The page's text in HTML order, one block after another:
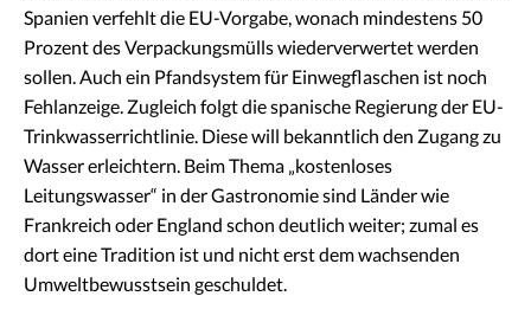
Spanien verfehlt die EU-Vorgabe, wonach mindestens 50
Prozent des Verpackungsmülls wiederverwertet werden
sollen. Auch ein Pfandsystem für Einwegflaschen ist noch
Fehlanzeige. Zugleich folgt die spanische Regierung der EU-
Trinkwasserrichtlinie. Diese will bekanntlich den Zugang zu
Wasser erleichtern. Beim Thema „kostenloses
Leitungswasser“ in der Gastronomie sind Länder wie
Frankreich oder England schon deutlich weiter; zumal es
dort eine Tradition ist und nicht erst dem wachsenden
Umweltbewusstsein geschuldet.